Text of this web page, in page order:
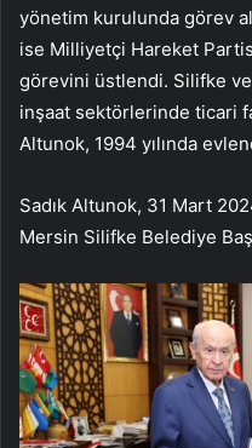
yönetim kurulunda görev
ise Milliyetçi Hareket
görevini üstlendi. Silifke
inşaat sektörlerinde ticari
Altunok, 1994 yılında
Sadık Altunok, 31 Mart
Mersin Silifke Belediye